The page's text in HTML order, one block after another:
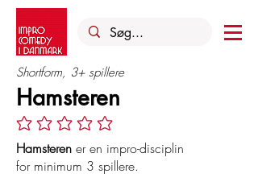
Shortform, 3+ spillere
Hamsteren
Ingen bedømmelser endnu
Hamsteren er en impro-disciplin
for minimum 3 spillere.